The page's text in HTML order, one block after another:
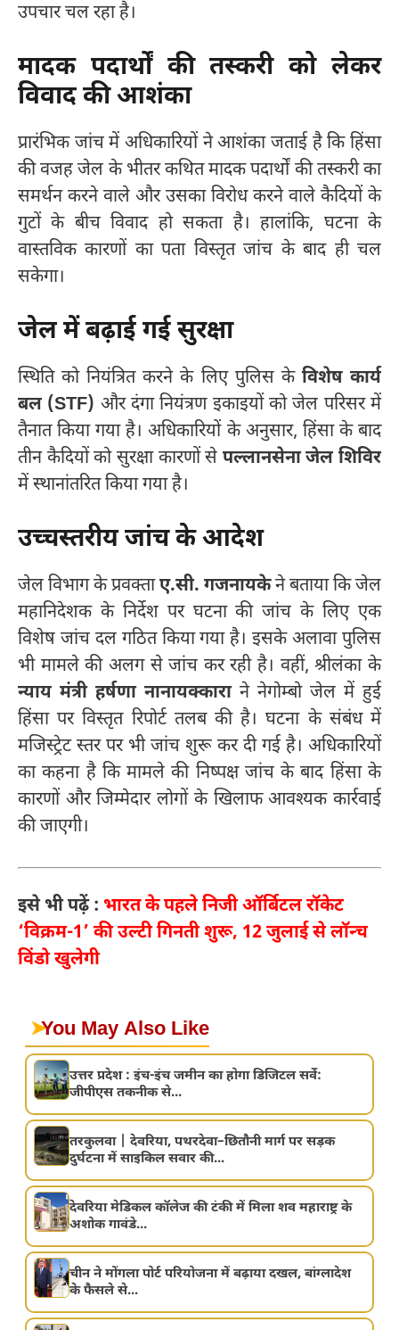
उपचार चल रहा है।
मादक पदार्थों की तस्करी को लेकर
विवाद की आशंका
प्रारंभिक जांच में अधिकारियों ने आशंका जताई है कि हिंसा
की वजह जेल के भीतर कथित मादक पदार्थों की तस्करी का
समर्थन करने वाले और उसका विरोध करने वाले कैदियों के
गुटों के बीच विवाद हो सकता है। हालांकि, घटना के
वास्तविक कारणों का पता विस्तृत जांच के बाद ही चल
सकेगा।
जेल में बढ़ाई गई सुरक्षा
स्थिति को नियंत्रित करने के लिए पुलिस के विशेष कार्य
बल (STF) और दंगा नियंत्रण इकाइयों को जेल परिसर में
तैनात किया गया है। अधिकारियों के अनुसार, हिंसा के बाद
तीन कैदियों को सुरक्षा कारणों से पल्लानसेना जेल शिविर
में स्थानांतरित किया गया है।
उच्चस्तरीय जांच के आदेश
जेल विभाग के प्रवक्ताए.सी. गजनायकेने बताया कि जेल
महानिदेशक के निर्देश पर घटना की जांच के लिए एक
विशेष जांच दल गठित किया गया है। इसके अलावा पुलिस
भी मामले की अलग से जांच कर रही है। वहीं, श्रीलंका के
न्याय मंत्री हर्षणा नानायक्काराने नेगोम्बो जेल में हुई
हिंसा पर विस्तृत रिपोर्ट तलब की है। घटना के संबंध में
मजिस्ट्रेट स्तर पर भी जांच शुरू कर दी गई है। अधिकारियों
का कहना है कि मामले की निष्पक्ष जांच के बाद हिंसा के
कारणों और जिम्मेदार लोगों के खिलाफ आवश्यक कार्रवाई
की जाएगी।
इसे भी पढ़ें : भारत के पहले निजी ऑर्बिटल रॉकेट
‘विक्रम-1’ की उल्टी गिनती शुरू, 12 जुलाई से लॉन्च
विंडो खुलेगी
➤You May Also Like
उत्तर प्रदेश : इंच-इंच जमीन का होगा डिजिटल सर्वे:
जीपीएस तकनीक से...
तरकुलवा | देवरिया, पथरदेवा–छितौनी मार्ग पर सड़क
दुर्घटना में साइकिल सवार की...
देवरिया मेडिकल कॉलेज की टंकी में मिला शव महाराष्ट्र के
अशोक गावंडे...
चीन ने मोंगला पोर्ट परियोजना में बढ़ाया दखल, बांग्लादेश
के फैसले से...